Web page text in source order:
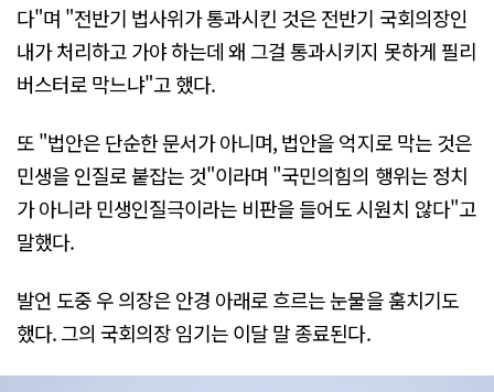
다"며 "전반기 법사위가 통과시킨 것은 전반기 국회의장인
내가 처리하고 가야 하는데 왜 그걸 통과시키지 못하게 필리
버스터로 막느냐"고 했다.
또 "법안은 단순한 문서가 아니며, 법안을 억지로 막는 것은
민생을 인질로 붙잡는 것"이라며 "국민의힘의 행위는 정치
가 아니라 민생인질극이라는 비판을 들어도 시원치 않다"고
말했다.
발언 도중 우 의장은 안경 아래로 흐르는 눈물을 훔치기도
했다. 그의 국회의장 임기는 이달 말 종료된다.